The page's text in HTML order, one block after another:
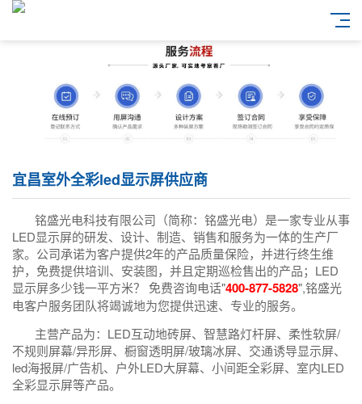
宜昌室外全彩led显示屏供应商
铭盛光电科技有限公司（简称：铭盛光电）是一家专业从事
LED显示屏的研发、设计、制造、销售和服务为一体的生产厂
家。公司承诺为客户提供2年的产品质量保险，并进行终生维
护，免费提供培训、安装图，并且定期巡检售出的产品；LED
显示屏多少钱一平方米？ 免费咨询电话"400-877-5828",铭盛光
电客户服务团队将竭诚地为您提供迅速、专业的服务。
主营产品为：LED互动地砖屏、智慧路灯杆屏、柔性软屏/
不规则屏幕/异形屏、橱窗透明屏/玻璃冰屏、交通诱导显示屏、
led海报屏/广告机、户外LED大屏幕、小间距全彩屏、室内LED
全彩显示屏等产品。